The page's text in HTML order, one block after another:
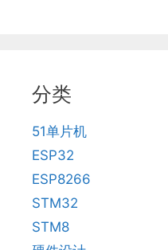
分类
51单片机
ESP32
ESP8266
STM32
STM8